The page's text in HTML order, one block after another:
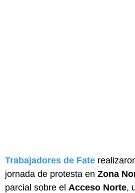
Trabajadores de Fate
jornada de protesta en Zona
parcial sobre el Acceso Norte,